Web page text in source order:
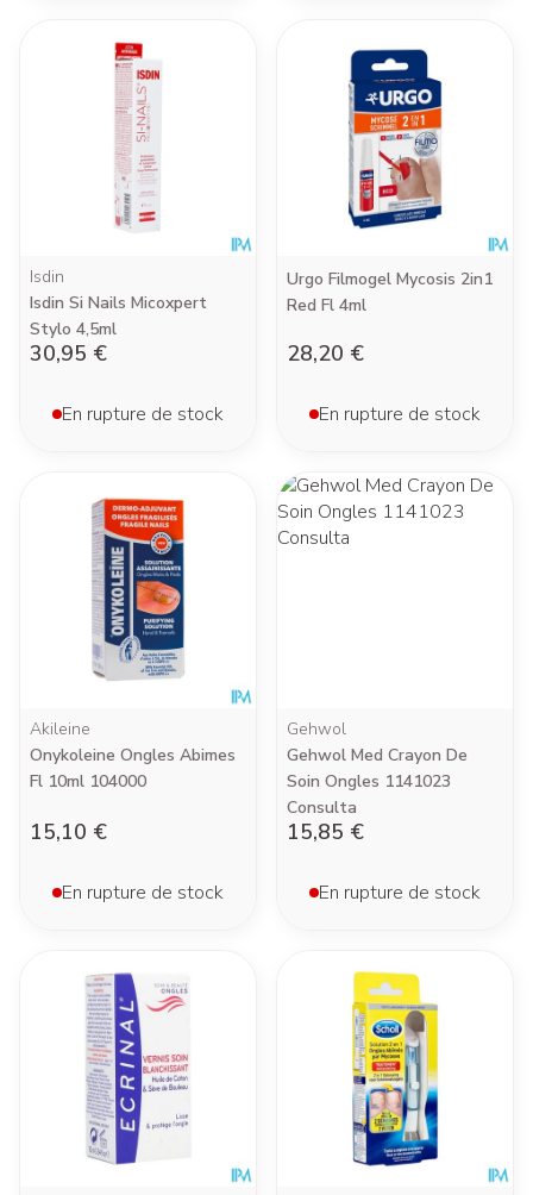
Isdin
Isdin Si Nails Micoxpert
Stylo 4,5ml
30,95 €
En rupture de stock
Urgo Filmogel Mycosis 2in1
Red Fl 4ml
28,20 €
En rupture de stock
Akileine
Onykoleine Ongles Abimes
Fl 10ml 104000
15,10 €
En rupture de stock
Gehwol
Gehwol Med Crayon De
Soin Ongles 1141023
Consulta
15,85 €
En rupture de stock